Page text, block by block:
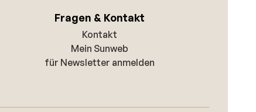
Fragen & Kontakt
Kontakt
Mein Sunweb
für Newsletter anmelden